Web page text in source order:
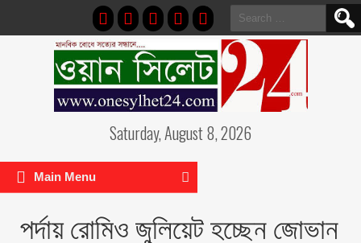
Search
for:
Saturday, August 8, 2026
Main Menu
পর্দায় রোমিও জুলিয়েট হচ্ছেন জোভান